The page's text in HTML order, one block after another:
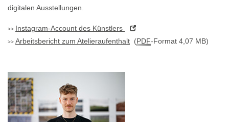
digitalen Ausstellungen.
Instagram-Account des Künstlers
Arbeitsbericht zum Atelieraufenthalt (PDF-Format 4,07 MB)